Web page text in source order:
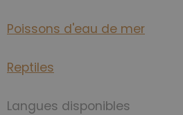
Poissons d'eau de mer
Reptiles
Langues disponibles